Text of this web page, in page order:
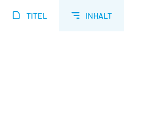
TITEL INHALT